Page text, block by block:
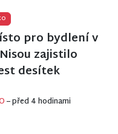
pro bydlení v
zajistilo
desítek
– před 4 hodinami